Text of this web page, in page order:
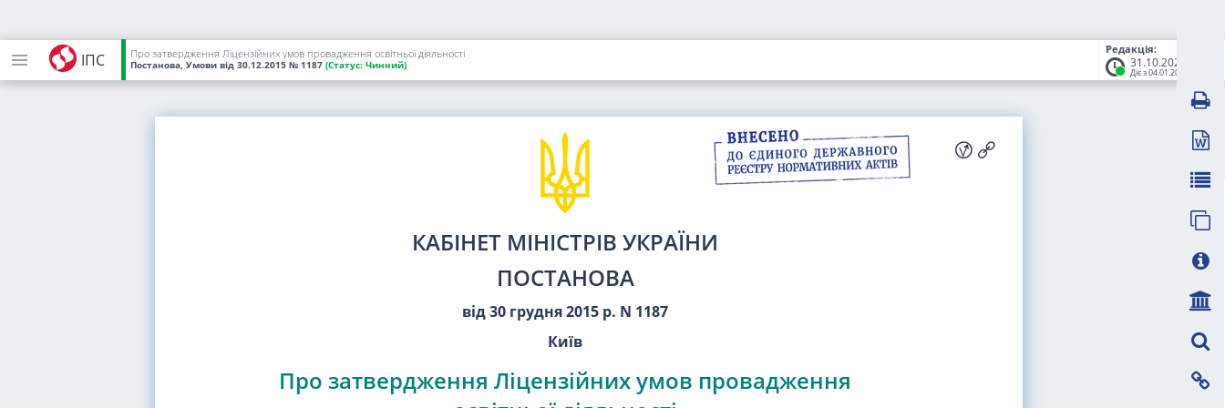
ІПС
Редакція:
31.10.2023
Діє з 04.01.2024
Про затвердження Ліцензійних умов провадження освітньої діяльності
Постанова, Умови від 30.12.2015 № 1187 (Статус: Чинний)
КАБІНЕТ МІНІСТРІВ УКРАЇНИ
ПОСТАНОВА
від 30 грудня 2015 р. N 1187
Київ
Про затвердження Ліцензійних умов провадження